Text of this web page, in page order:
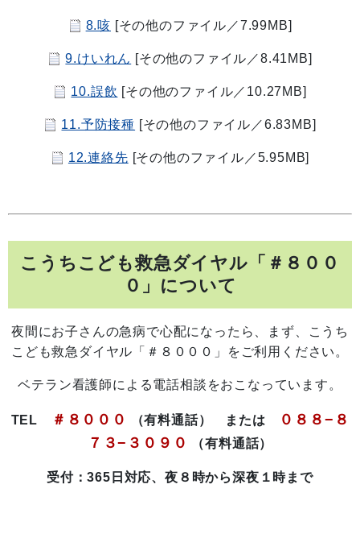
8.咳 [その他のファイル／7.99MB]
9.けいれん [その他のファイル／8.41MB]
10.誤飲 [その他のファイル／10.27MB]
11.予防接種 [その他のファイル／6.83MB]
12.連絡先 [その他のファイル／5.95MB]
こうちこども救急ダイヤル「＃８００
０」について
夜間にお子さんの急病で心配になったら、まず、こうち
こども救急ダイヤル「＃８０００」をご利用ください。
ベテラン看護師による電話相談をおこなっています。
TEL ＃８０００ （有料通話） または
０８８−８
７３−３０９０
（有料通話）
受付：365日対応、夜８時から深夜１時まで